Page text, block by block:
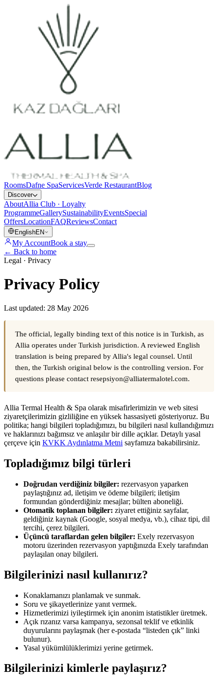
RoomsDafne SpaServicesVerde RestaurantBlog
Discover
AboutAllia Club · Loyalty
ProgrammeGallerySustainabilityEventsSpecial
OffersLocationFAQReviewsContact
EnglishEN
My AccountBook a stay
← Back to home
Legal · Privacy
Privacy Policy
Last updated: 28 May 2026
The official, legally binding text of this notice is in Turkish, as
Allia operates under Turkish jurisdiction. A reviewed English
translation is being prepared by Allia's legal counsel. Until
then, the Turkish original below is the controlling version. For
questions please contact resepsiyon@alliatermalotel.com.
Allia Termal Health & Spa olarak misafirlerimizin ve web sitesi
ziyaretçilerimizin gizliliğine en yüksek hassasiyeti gösteriyoruz. Bu
politika; hangi bilgileri topladığımızı, bu bilgileri nasıl kullandığımızı
ve haklarınızı bağımsız ve anlaşılır bir dille açıklar. Detaylı yasal
çerçeve için KVKK Aydınlatma Metni sayfamıza bakabilirsiniz.
Topladığımız bilgi türleri
Doğrudan verdiğiniz bilgiler: rezervasyon yaparken
paylaştığınız ad, iletişim ve ödeme bilgileri; iletişim
formundan gönderdiğiniz mesajlar; bülten aboneliği.
Otomatik toplanan bilgiler: ziyaret ettiğiniz sayfalar,
geldiğiniz kaynak (Google, sosyal medya, vb.), cihaz tipi, dil
tercihi, çerez bilgileri.
Üçüncü taraflardan gelen bilgiler: Exely rezervasyon
motoru üzerinden rezervasyon yaptığınızda Exely tarafından
paylaşılan onay bilgileri.
Bilgilerinizi nasıl kullanırız?
Konaklamanızı planlamak ve sunmak.
Soru ve şikayetlerinize yanıt vermek.
Hizmetlerimizi iyileştirmek için anonim istatistikler üretmek.
Açık rızanız varsa kampanya, sezonsal teklif ve etkinlik
duyurularını paylaşmak (her e-postada “listeden çık” linki
bulunur).
Yasal yükümlülüklerimizi yerine getirmek.
Bilgilerinizi kimlerle paylaşırız?